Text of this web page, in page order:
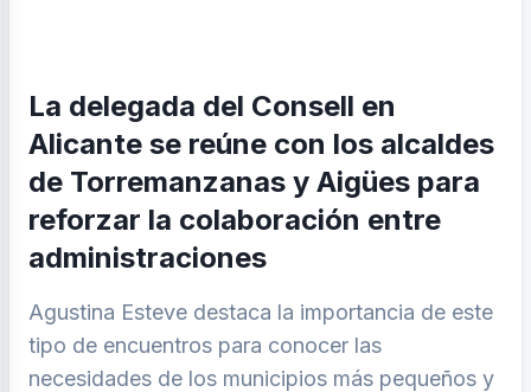
La delegada del Consell en
Alicante se reúne con los alcaldes
de Torremanzanas y Aigües para
reforzar la colaboración entre
administraciones
Agustina Esteve destaca la importancia de este
tipo de encuentros para conocer las
necesidades de los municipios más pequeños y